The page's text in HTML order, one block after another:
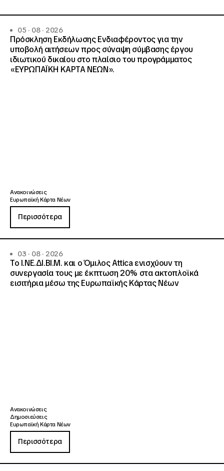
05 · 08 · 2026
Πρόσκληση Εκδήλωσης Ενδιαφέροντος για την
υποβολή αιτήσεων προς σύναψη σύμβασης έργου
ιδιωτικού δικαίου στο πλαίσιο του προγράμματος
«ΕΥΡΩΠΑΪΚΗ ΚΑΡΤΑ ΝΕΩΝ».
Ανακοινώσεις
Ευρωπαϊκή Κάρτα Νέων
Περισσότερα
03 · 08 · 2026
Το Ι.ΝΕ.ΔΙ.ΒΙ.Μ. και o Όμιλος Attica ενισχύουν τη
συνεργασία τους με έκπτωση 20% στα ακτοπλοϊκά
εισιτήρια μέσω της Ευρωπαϊκής Κάρτας Νέων
Ανακοινώσεις
Δημοσιεύσεις
Ευρωπαϊκή Κάρτα Νέων
Περισσότερα